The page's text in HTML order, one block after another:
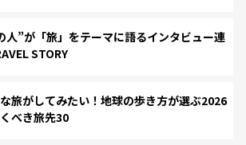
人”が「旅」をテーマに語るインタビュー連
STORY
旅がしてみたい！地球の歩き方が選ぶ2026
べき旅先30